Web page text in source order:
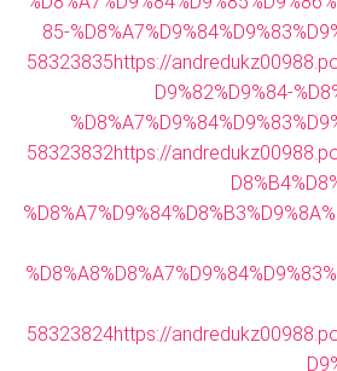
85-
58323835https://
D9%82%D9%84-
58323832https://
58323824https://